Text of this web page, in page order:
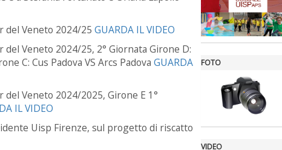
del Veneto 2024/25 GUARDA IL VIDEO
Veneto 2024/25, 2° Giornata Girone D:
C: Cus Padova VS Arcs Padova GUARDA
Veneto 2024/2025, Girone E 1°
IL VIDEO
Uisp Firenze, sul progetto di riscatto
FOTO
VIDEO